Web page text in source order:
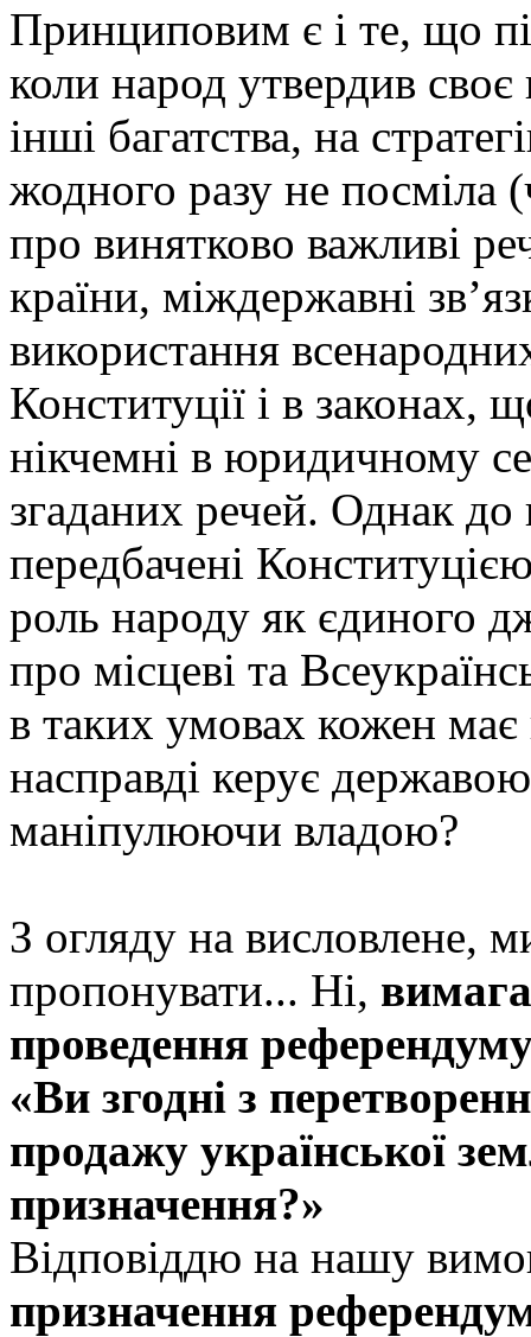
Принциповим є і те, що
коли народ утвердив
інші багатства, на
жодного разу не посміла
про винятково важливі
країни, міждержавні
використання
Конституції і в законах,
нікчемні в юридичному
згаданих речей. Однак до
передбачені
роль народу як єдиного
про місцеві та
в таких умовах кожен має
насправді керує
маніпулюючи владою?
З огляду на висловлене,
пропонувати... Ні,
проведення
«Ви згодні з
продажу української
призначення?»
Відповіддю на нашу
призначення